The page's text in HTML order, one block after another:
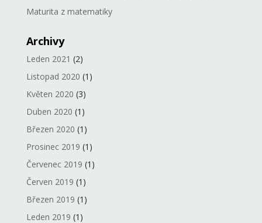
Maturita z matematiky
Archivy
Leden 2021 (2)
Listopad 2020 (1)
Květen 2020 (3)
Duben 2020 (1)
Březen 2020 (1)
Prosinec 2019 (1)
Červenec 2019 (1)
Červen 2019 (1)
Březen 2019 (1)
Leden 2019 (1)